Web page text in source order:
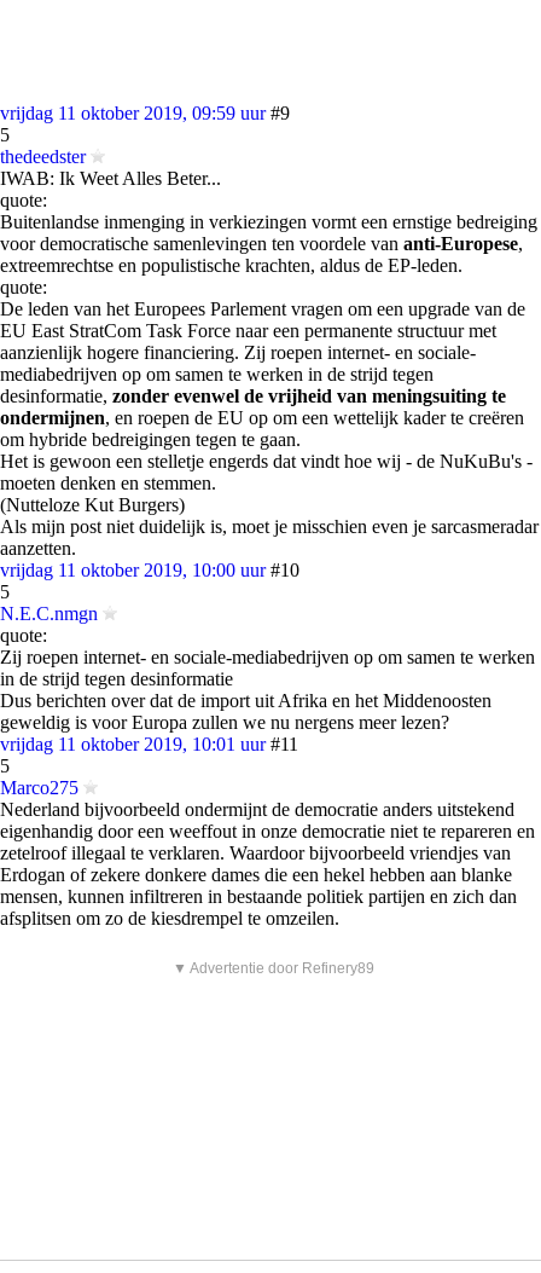
vrijdag 11 oktober 2019, 09:59 uur #9
5
thedeedster
IWAB: Ik Weet Alles Beter...
quote:
Buitenlandse inmenging in verkiezingen vormt een ernstige bedreiging
voor democratische samenlevingen ten voordele van anti-Europese,
extreemrechtse en populistische krachten, aldus de EP-leden.
quote:
De leden van het Europees Parlement vragen om een upgrade van de
EU East StratCom Task Force naar een permanente structuur met
aanzienlijk hogere financiering. Zij roepen internet- en sociale-
mediabedrijven op om samen te werken in de strijd tegen
desinformatie, zonder evenwel de vrijheid van meningsuiting te
ondermijnen, en roepen de EU op om een wettelijk kader te creëren
om hybride bedreigingen tegen te gaan.
Het is gewoon een stelletje engerds dat vindt hoe wij - de NuKuBu's -
moeten denken en stemmen.
(Nutteloze Kut Burgers)
Als mijn post niet duidelijk is, moet je misschien even je sarcasmeradar
aanzetten.
vrijdag 11 oktober 2019, 10:00 uur #10
5
N.E.C.nmgn
quote:
Zij roepen internet- en sociale-mediabedrijven op om samen te werken
in de strijd tegen desinformatie
Dus berichten over dat de import uit Afrika en het Middenoosten
geweldig is voor Europa zullen we nu nergens meer lezen?
vrijdag 11 oktober 2019, 10:01 uur #11
5
Marco275
Nederland bijvoorbeeld ondermijnt de democratie anders uitstekend
eigenhandig door een weeffout in onze democratie niet te repareren en
zetelroof illegaal te verklaren. Waardoor bijvoorbeeld vriendjes van
Erdogan of zekere donkere dames die een hekel hebben aan blanke
mensen, kunnen infiltreren in bestaande politiek partijen en zich dan
afsplitsen om zo de kiesdrempel te omzeilen.
▼ Advertentie door Refinery89